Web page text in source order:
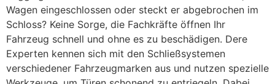
Wagen eingeschlossen oder steckt er abgebrochen im
Schloss? Keine Sorge, die Fachkräfte öffnen Ihr
Fahrzeug schnell und ohne es zu beschädigen. Dere
Experten kennen sich mit den Schließsystemen
verschiedener Fahrzeugmarken aus und nutzen spezielle